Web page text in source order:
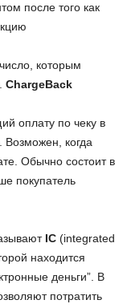
после того как
которым
ChargeBack
оплату по чеку в
Возможен, когда
Обычно состоит в
покупатель
IC (integrated
находится
деньги”. В
потратить